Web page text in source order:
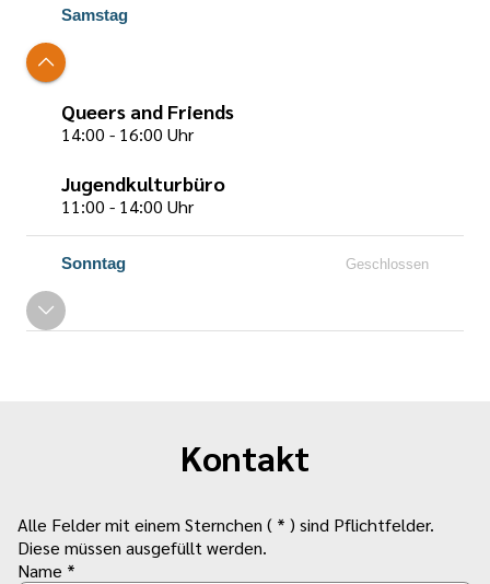
Samstag
Queers and Friends
14:00 - 16:00 Uhr
Jugendkulturbüro
11:00 - 14:00 Uhr
Sonntag Geschlossen
Kontakt
Alle Felder mit einem Sternchen ( * ) sind Pflichtfelder.
Diese müssen ausgefüllt werden.
Name *